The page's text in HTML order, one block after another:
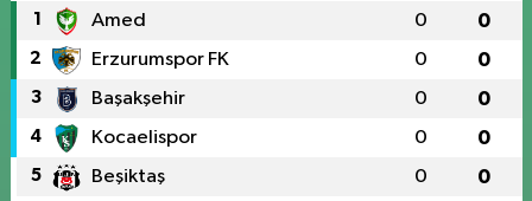
1 Amed 0 0
2 Erzurumspor FK 0 0
3 Başakşehir 0 0
4 Kocaelispor 0 0
5 Beşiktaş 0 0